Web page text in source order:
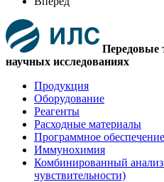
Передовые
научных исследованиях
Продукция
Оборудование
Реагенты
Расходные материалы
Программное обеспечение
Иммунохимия
Комбинированный
чувствительности)